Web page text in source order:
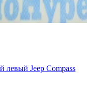
левый Jeep Compass